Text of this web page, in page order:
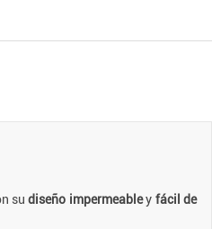
sudiseño impermeabley fácil de